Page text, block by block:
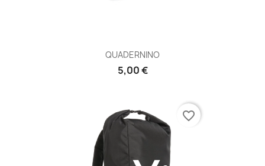
QUADERNINO
5,00 €
favorite_border